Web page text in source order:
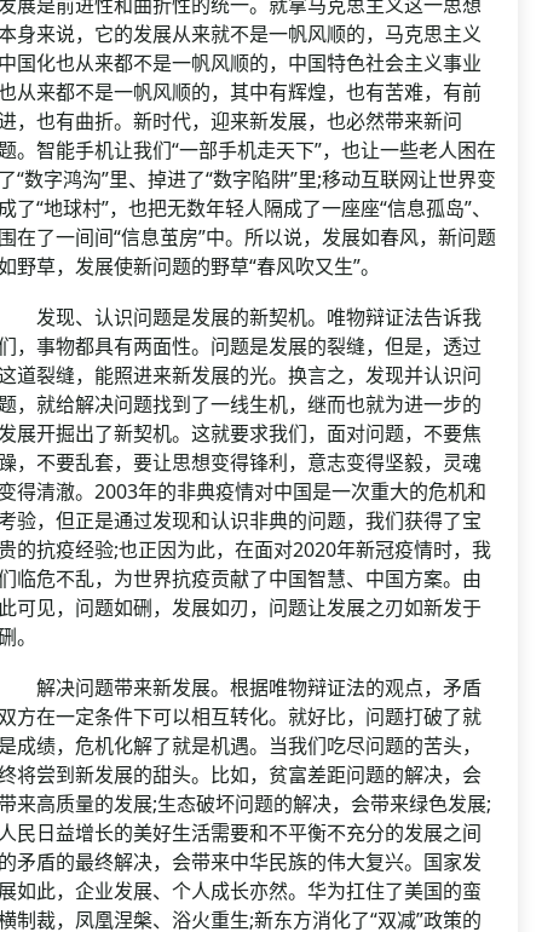
身来说，它的发展从来就不是一帆风顺的，马克思主义
国化也从来都不是一帆风顺的，中国特色社会主义事业
从来都不是一帆风顺的，其中有辉煌，也有苦难，有前
，也有曲折。新时代，迎来新发展，也必然带来新问
。智能手机让我们“一部手机走天下”，也让一些老人困在
“数字鸿沟”里、掉进了“数字陷阱”里;移动互联网让世界变
了“地球村”，也把无数年轻人隔成了一座座“信息孤岛”、
在了一间间“信息茧房”中。所以说，发展如春风，新问题
野草，发展使新问题的野草“春风吹又生”。
现、认识问题是发展的新契机。唯物辩证法告诉我
，事物都具有两面性。问题是发展的裂缝，但是，透过
道裂缝，能照进来新发展的光。换言之，发现并认识问
，就给解决问题找到了一线生机，继而也就为进一步的
展开掘出了新契机。这就要求我们，面对问题，不要焦
，不要乱套，要让思想变得锋利，意志变得坚毅，灵魂
得清澈。2003年的非典疫情对中国是一次重大的危机和
验，但正是通过发现和认识非典的问题，我们获得了宝
的抗疫经验;也正因为此，在面对2020年新冠疫情时，我
临危不乱，为世界抗疫贡献了中国智慧、中国方案。由
可见，问题如硎，发展如刃，问题让发展之刃如新发于
。
决问题带来新发展。根据唯物辩证法的观点，矛盾
方在一定条件下可以相互转化。就好比，问题打破了就
成绩，危机化解了就是机遇。当我们吃尽问题的苦头，
将尝到新发展的甜头。比如，贫富差距问题的解决，会
来高质量的发展;生态破坏问题的解决，会带来绿色发展;
民日益增长的美好生活需要和不平衡不充分的发展之间
矛盾的最终解决，会带来中华民族的伟大复兴。国家发
如此，企业发展、个人成长亦然。华为扛住了美国的蛮
制裁，凤凰涅槃、浴火重生;新东方消化了“双减”政策的